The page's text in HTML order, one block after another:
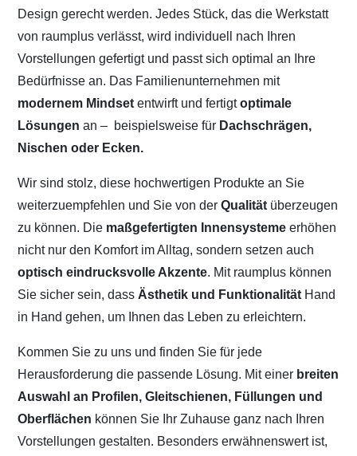
Design gerecht werden. Jedes Stück, das die Werkstatt
von raumplus verlässt, wird individuell nach Ihren
Vorstellungen gefertigt und passt sich optimal an Ihre
Bedürfnisse an. Das Familienunternehmen mit
modernem Mindset entwirft und fertigtoptimale
Lösungen an – beispielsweise für Dachschrägen,
Nischen oder Ecken.
Wir sind stolz, diese hochwertigen Produkte an Sie
weiterzuempfehlen und Sie von derQualität überzeugen
zu können. Die maßgefertigten Innensystemeerhöhen
nicht nur den Komfort im Alltag, sondern setzen auch
optisch eindrucksvolle Akzente. Mit raumplus können
Sie sicher sein, dass Ästhetik und Funktionalität Hand
in Hand gehen, um Ihnen das Leben zu erleichtern.
Kommen Sie zu uns und finden Sie für jede
Herausforderung die passende Lösung. Mit einer breiten
Auswahl an Profilen, Gleitschienen, Füllungen und
Oberflächen können Sie Ihr Zuhause ganz nach Ihren
Vorstellungen gestalten. Besonders erwähnenswert ist,